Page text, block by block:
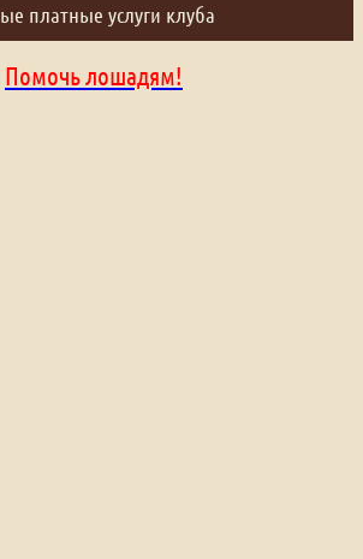
платные услуги клуба
Помочь лошадям!